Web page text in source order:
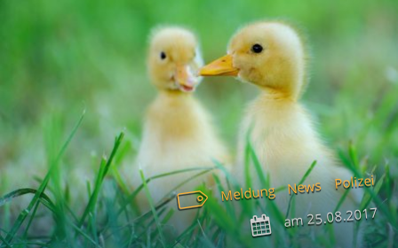
Meldung News Polizei
am25.08.2017